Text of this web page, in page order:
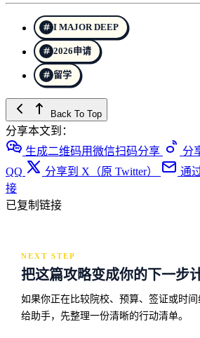
I MAJOR DEEP
2026申请
留学
Back To Top
分享本文到：
生成二维码用微信扫码分享
分
QQ
分享到 X（原 Twitter） 通
接
已复制链接
NEXT STEP
把这篇攻略变成你的下一步
如果你正在比较院校、预算、签证或时
给助手，先整理一份清晰的行动清单。